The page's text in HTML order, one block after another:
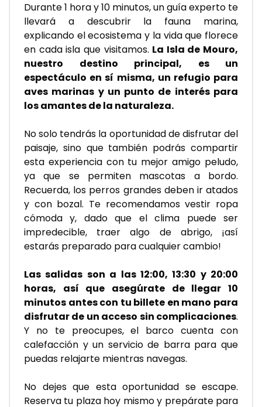
Durante 1 hora y 10 minutos, un guía experto te
llevará a descubrir la fauna marina,
explicando el ecosistema y la vida que florece
en cada isla que visitamos. La Isla de Mouro,
nuestro destino principal, es un
espectáculo en sí misma, un refugio para
aves marinas y un punto de interés para
los amantes de la naturaleza.
No solo tendrás la oportunidad de disfrutar del
paisaje, sino que también podrás compartir
esta experiencia con tu mejor amigo peludo,
ya que se permiten mascotas a bordo.
Recuerda, los perros grandes deben ir atados
y con bozal. Te recomendamos vestir ropa
cómoda y, dado que el clima puede ser
impredecible, traer algo de abrigo, ¡así
estarás preparado para cualquier cambio!
Las salidas son a las 12:00, 13:30 y 20:00
horas, así que asegúrate de llegar 10
minutos antes con tu billete en mano para
disfrutar de un acceso sin complicaciones.
Y no te preocupes, el barco cuenta con
calefacción y un servicio de barra para que
puedas relajarte mientras navegas.
No dejes que esta oportunidad se escape.
Reserva tu plaza hoy mismo y prepárate para